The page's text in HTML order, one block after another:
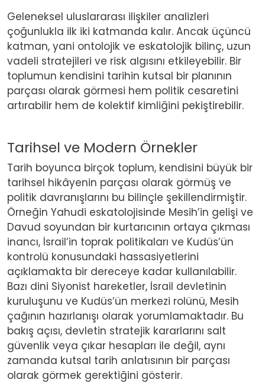
Geleneksel uluslararası ilişkiler analizleri
çoğunlukla ilk iki katmanda kalır. Ancak üçüncü
katman, yani ontolojik ve eskatolojik bilinç, uzun
vadeli stratejileri ve risk algısını etkileyebilir. Bir
toplumun kendisini tarihin kutsal bir planının
parçası olarak görmesi hem politik cesaretini
artırabilir hem de kolektif kimliğini pekiştirebilir.
Tarihsel ve Modern Örnekler
Tarih boyunca birçok toplum, kendisini büyük bir
tarihsel hikâyenin parçası olarak görmüş ve
politik davranışlarını bu bilinçle şekillendirmiştir.
Örneğin Yahudi eskatolojisinde Mesih’in gelişi ve
Davud soyundan bir kurtarıcının ortaya çıkması
inancı, İsrail’in toprak politikaları ve Kudüs’ün
kontrolü konusundaki hassasiyetlerini
açıklamakta bir dereceye kadar kullanılabilir.
Bazı dini Siyonist hareketler, İsrail devletinin
kuruluşunu ve Kudüs’ün merkezi rolünü, Mesih
çağının hazırlanışı olarak yorumlamaktadır. Bu
bakış açısı, devletin stratejik kararlarını salt
güvenlik veya çıkar hesapları ile değil, aynı
zamanda kutsal tarih anlatısının bir parçası
olarak görmek gerektiğini gösterir.